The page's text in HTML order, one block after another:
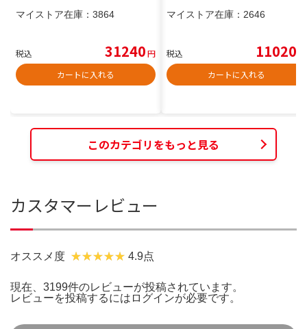
マイストア在庫： 3864
税込 31240円
カートに入れる
マイストア在庫： 2646
税込 11020
カートに入れる
このカテゴリをもっと見る
カスタマーレビュー
オススメ度 4.9点
現在、3199件のレビューが投稿されています。
レビューを投稿するには ログインが必要です。